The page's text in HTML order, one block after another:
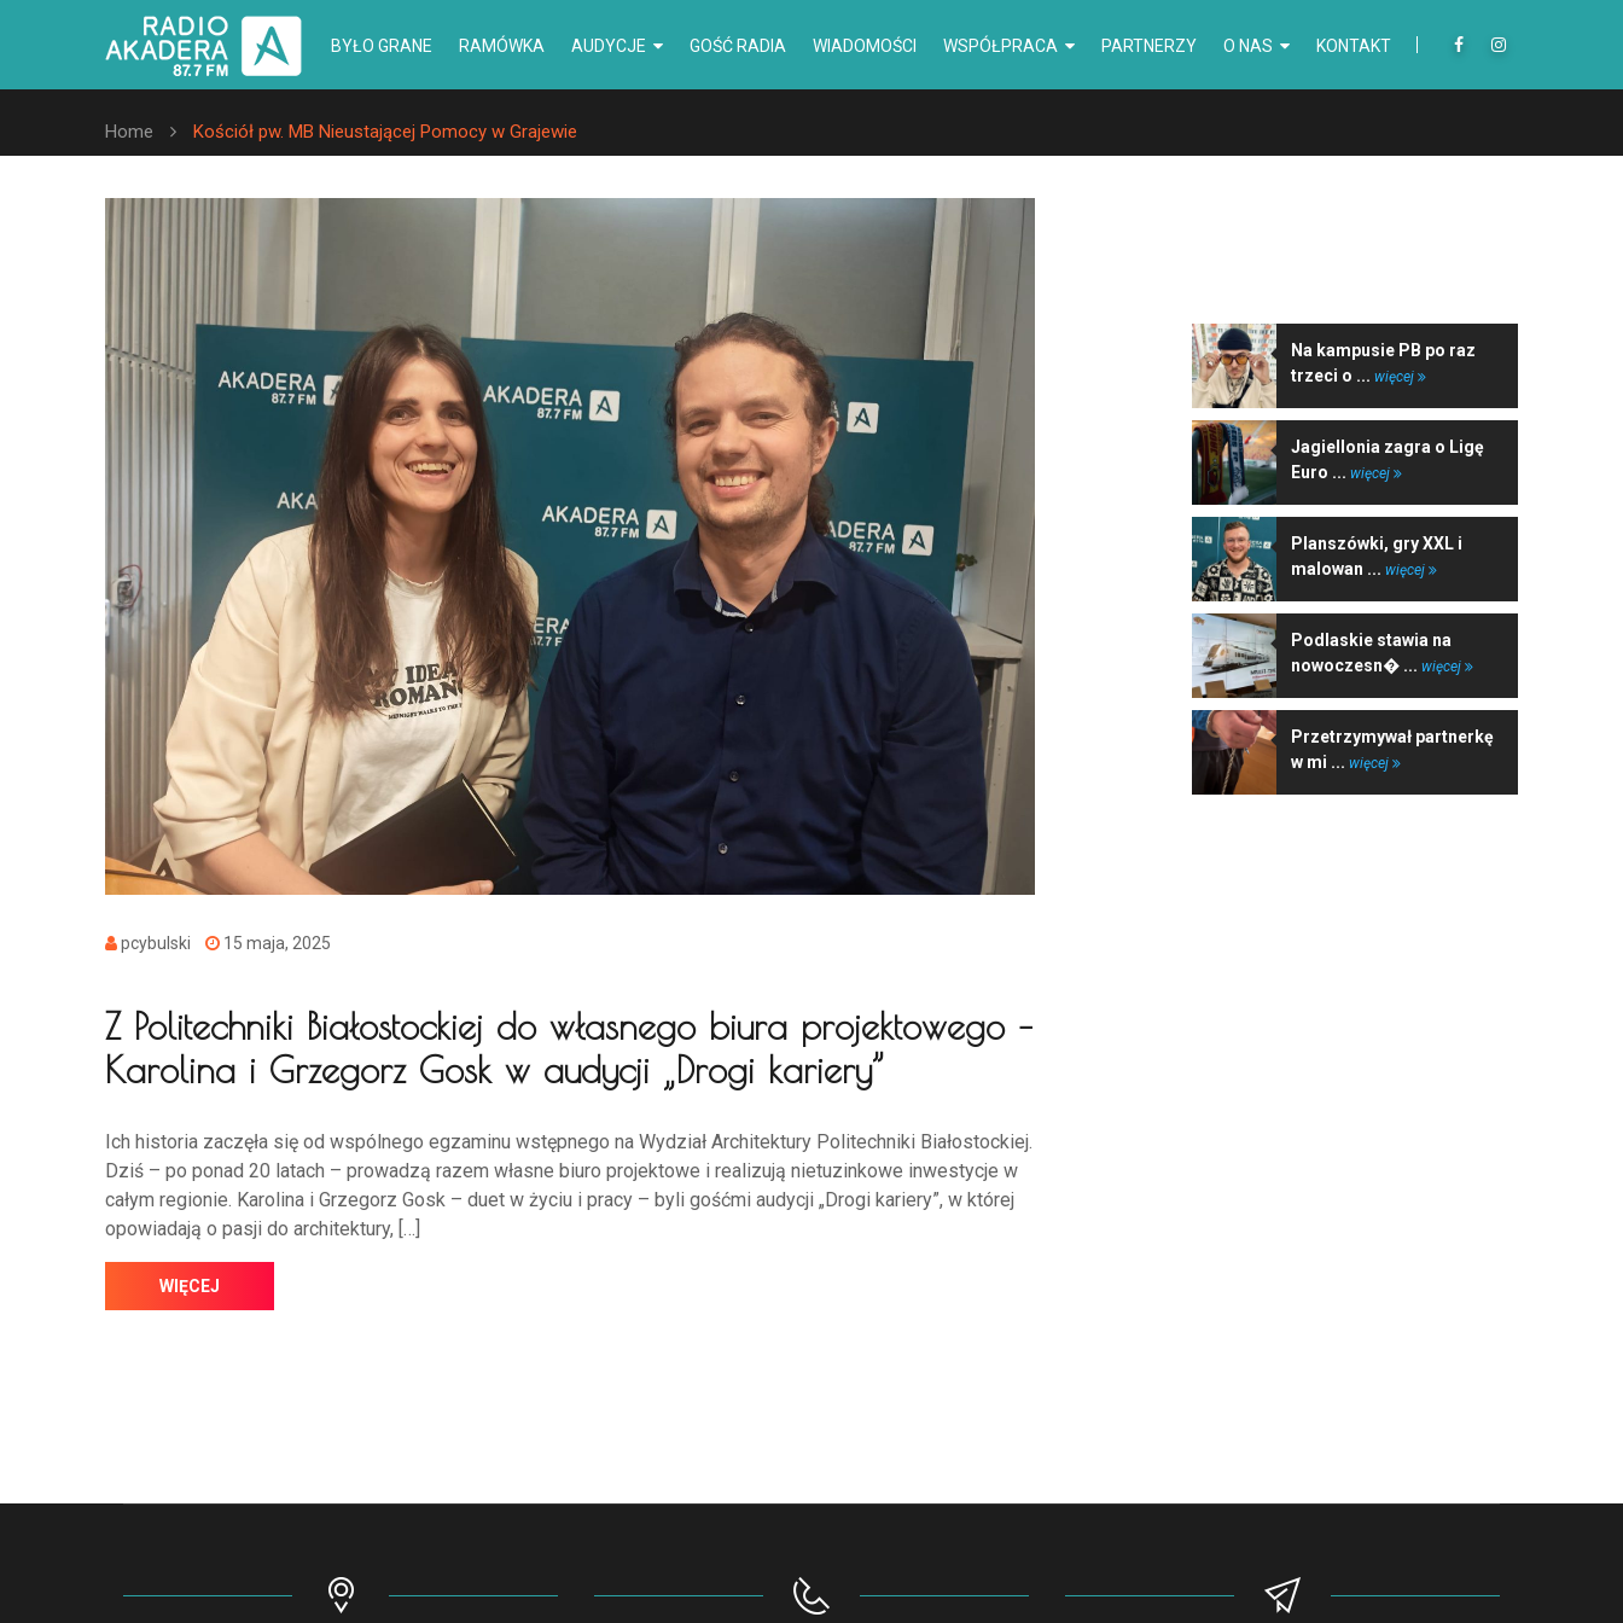
BYŁO GRANE RAMÓWKA AUDYCJE GOŚĆ RADIA WIADOMOŚCI WSPÓŁPRACA PARTNERZY O NAS KONTAKT
Home Kościół pw. MB Nieustającej Pomocy w Grajewie
pcybulski 15 maja, 2025
Z Politechniki Białostockiej do własnego biura projektowego –
Karolina i Grzegorz Gosk w audycji „Drogi kariery”
Ich historia zaczęła się od wspólnego egzaminu wstępnego na Wydział Architektury Politechniki Białostockiej.
Dziś – po ponad 20 latach – prowadzą razem własne biuro projektowe i realizują nietuzinkowe inwestycje w
całym regionie. Karolina i Grzegorz Gosk – duet w życiu i pracy – byli gośćmi audycji „Drogi kariery”, w której
opowiadają o pasji do architektury, […]
WIĘCEJ
Na kampusie PB po raz
trzeci o ... więcej
Jagiellonia zagra o Ligę
Euro ... więcej
Planszówki, gry XXL i
malowan ... więcej
Podlaskie stawia na
nowoczesn� ... więcej
Przetrzymywał partnerkę
w mi ... więcej